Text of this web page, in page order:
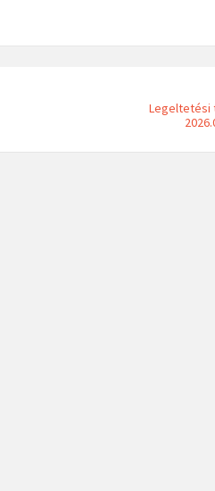
Legeltetési